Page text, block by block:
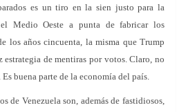
es un tiro en la sien justo para la
Medio Oeste a punta de fabricar los
los años cincuenta, la misma que Trump
estrategia de mentiras por votos. Claro, no
buena parte de la economía del país.
de Venezuela son, además de fastidiosos,